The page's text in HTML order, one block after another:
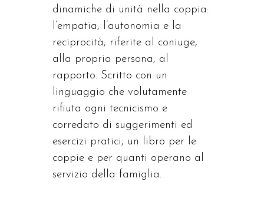
dinamiche di unità nella coppia:
l’empatia, l’autonomia e la
reciprocità; riferite al coniuge,
alla propria persona, al
rapporto. Scritto con un
linguaggio che volutamente
rifiuta ogni tecnicismo e
corredato di suggerimenti ed
esercizi pratici, un libro per le
coppie e per quanti operano al
servizio della famiglia.